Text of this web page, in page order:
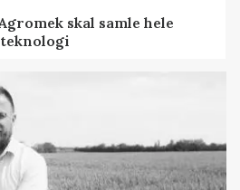
skal samle hele